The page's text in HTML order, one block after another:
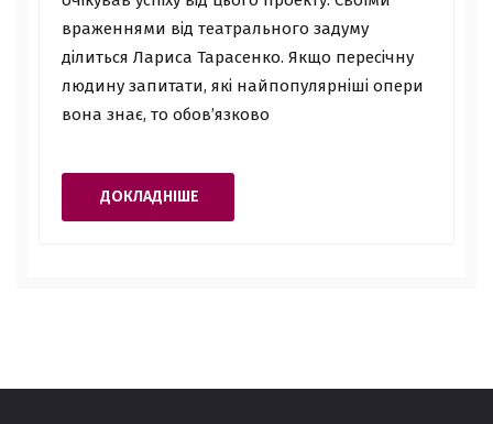
враженнями від театрального задуму
ділиться Лариса Тарасенко. Якщо пересічну
людину запитати, які найпопулярніші опери
вона знає, то обов’язково
ДОКЛАДНІШЕ